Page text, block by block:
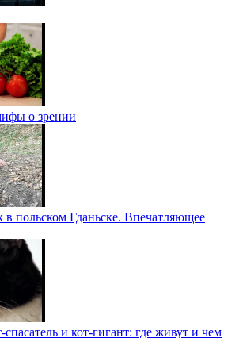
о зрении
польском Гданьске. Впечатляющее
и кот-гигант: где живут и чем